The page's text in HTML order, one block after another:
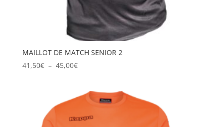
MAILLOT DE MATCH SENIOR 2
41,50€ – 45,00€Plage
41,50€
45,00€